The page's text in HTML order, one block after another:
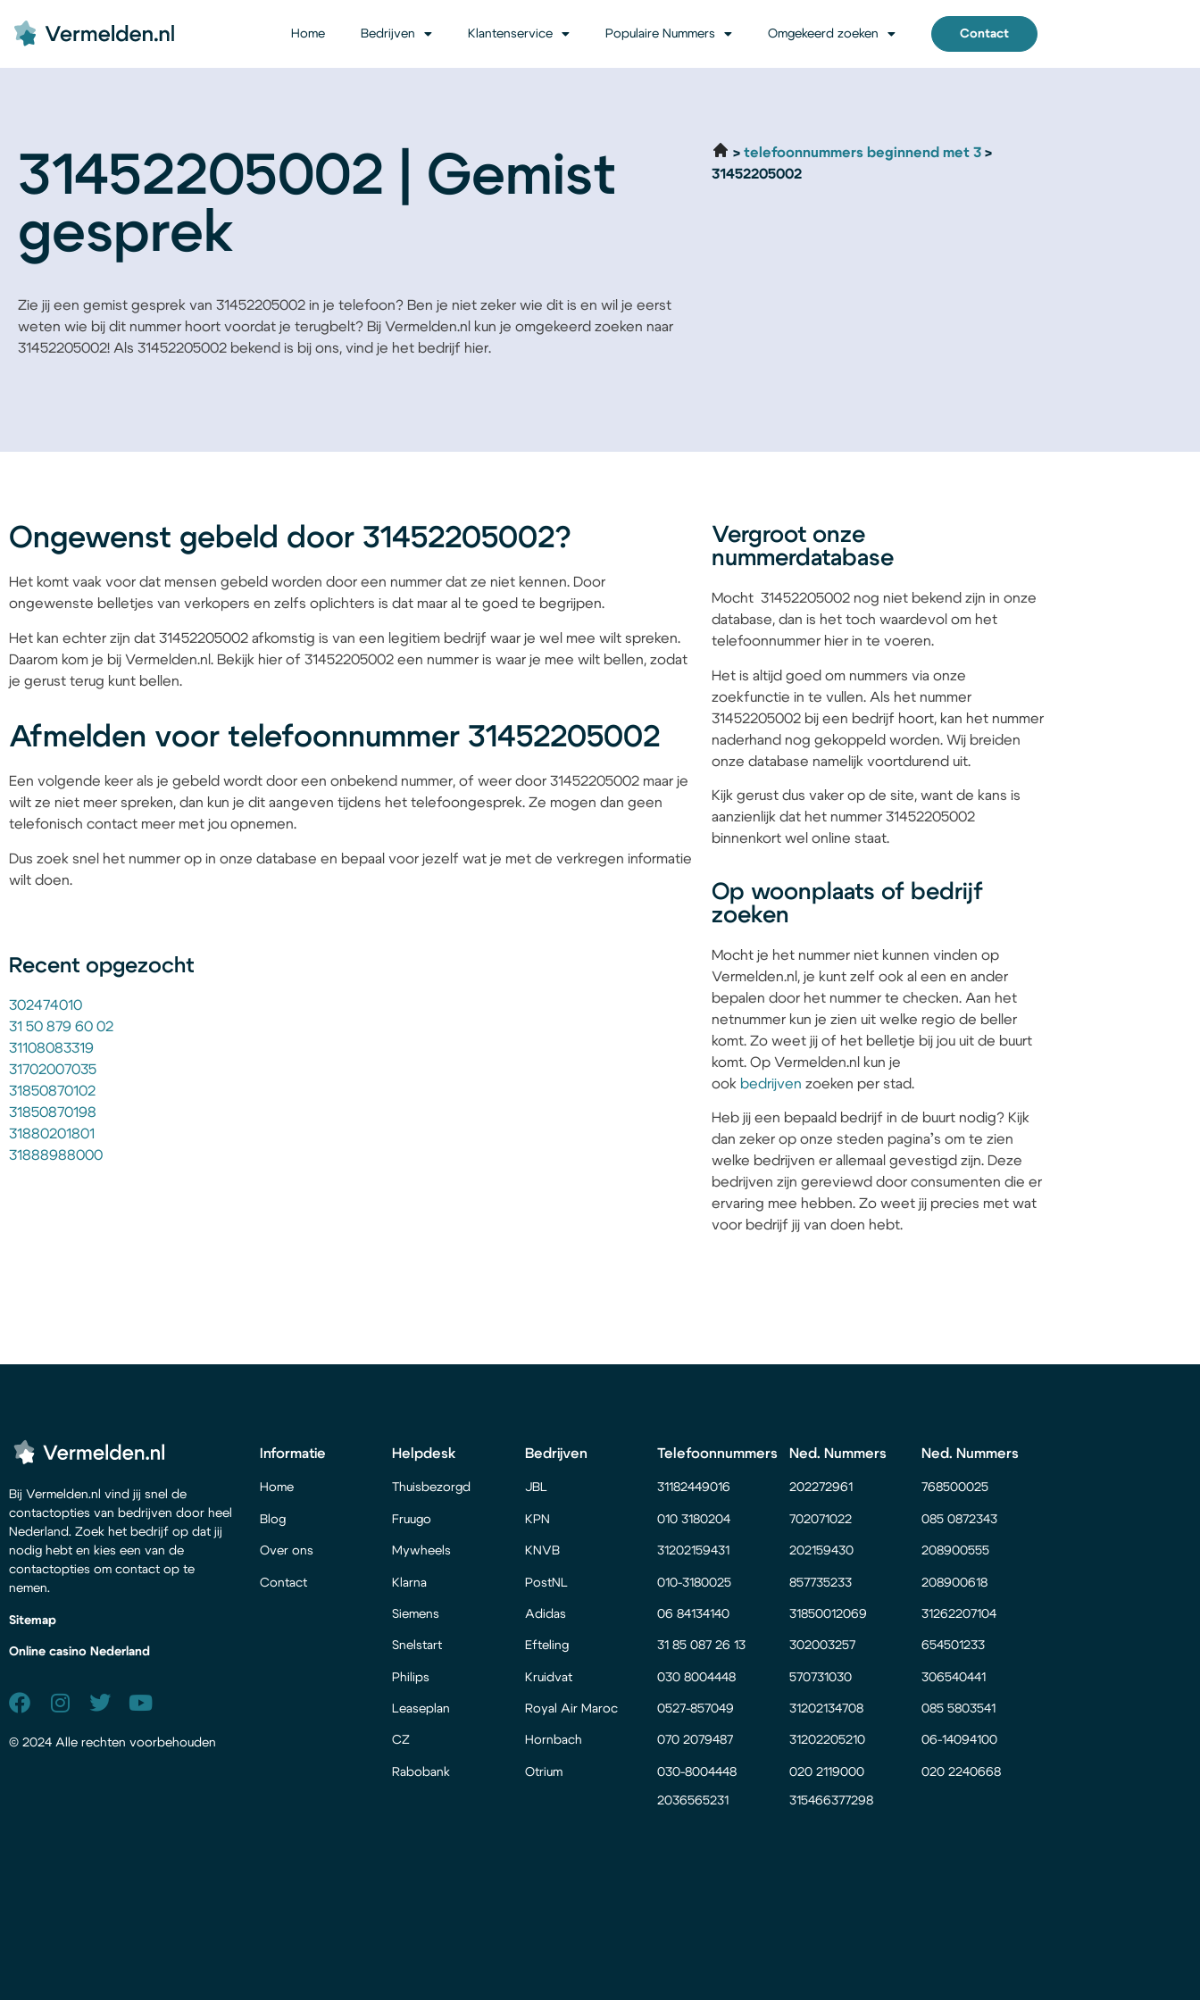
Home Bedrijven Klantenservice Populaire Nummers Omgekeerd zoeken Contact
31452205002 | Gemist
gesprek
Zie jij een gemist gesprek van 31452205002 in je telefoon? Ben je niet zeker wie dit is en wil je eerst
weten wie bij dit nummer hoort voordat je terugbelt? Bij Vermelden.nl kun je omgekeerd zoeken naar
31452205002! Als 31452205002 bekend is bij ons, vind je het bedrijf hier.
telefoonnummers beginnend met 3
31452205002
Ongewenst gebeld door 31452205002?
Het komt vaak voor dat mensen gebeld worden door een nummer dat ze niet kennen. Door
ongewenste belletjes van verkopers en zelfs oplichters is dat maar al te goed te begrijpen.
Het kan echter zijn dat 31452205002 afkomstig is van een legitiem bedrijf waar je wel mee wilt spreken.
Daarom kom je bij Vermelden.nl. Bekijk hier of 31452205002 een nummer is waar je mee wilt bellen, zodat
je gerust terug kunt bellen.
Afmelden voor telefoonnummer 31452205002
Een volgende keer als je gebeld wordt door een onbekend nummer, of weer door 31452205002 maar je
wilt ze niet meer spreken, dan kun je dit aangeven tijdens het telefoongesprek. Ze mogen dan geen
telefonisch contact meer met jou opnemen.
Dus zoek snel het nummer op in onze database en bepaal voor jezelf wat je met de verkregen informatie
wilt doen.
Recent opgezocht
302474010
31 50 879 60 02
31108083319
31702007035
31850870102
31850870198
31880201801
31888988000
Vergroot onze
nummerdatabase
Mocht 31452205002 nog niet bekend zijn in onze
database, dan is het toch waardevol om het
telefoonnummer hier in te voeren.
Het is altijd goed om nummers via onze
zoekfunctie in te vullen. Als het nummer
31452205002 bij een bedrijf hoort, kan het nummer
naderhand nog gekoppeld worden. Wij breiden
onze database namelijk voortdurend uit.
Kijk gerust dus vaker op de site, want de kans is
aanzienlijk dat het nummer 31452205002
binnenkort wel online staat.
Op woonplaats of bedrijf
zoeken
Mocht je het nummer niet kunnen vinden op
Vermelden.nl, je kunt zelf ook al een en ander
bepalen door het nummer te checken. Aan het
netnummer kun je zien uit welke regio de beller
komt. Zo weet jij of het belletje bij jou uit de buurt
komt. Op Vermelden.nl kun je
ook bedrijven zoeken per stad.
Heb jij een bepaald bedrijf in de buurt nodig? Kijk
dan zeker op onze steden pagina’s om te zien
welke bedrijven er allemaal gevestigd zijn. Deze
bedrijven zijn gereviewd door consumenten die er
ervaring mee hebben. Zo weet jij precies met wat
voor bedrijf jij van doen hebt.
Bij Vermelden.nl vind jij snel de
contactopties van bedrijven door heel
Nederland. Zoek het bedrijf op dat jij
nodig hebt en kies een van de
contactopties om contact op te
nemen.
Sitemap
Online casino Nederland
© 2024 Alle rechten voorbehouden
Informatie
Home
Blog
Over ons
Contact
Helpdesk
Thuisbezorgd
Fruugo
Mywheels
Klarna
Siemens
Snelstart
Philips
Leaseplan
CZ
Rabobank
Bedrijven
JBL
KPN
KNVB
PostNL
Adidas
Efteling
Kruidvat
Royal Air Maroc
Hornbach
Otrium
Telefoonnummers
31182449016
010 3180204
31202159431
010-3180025
06 84134140
31 85 087 26 13
030 8004448
0527-857049
070 2079487
030-8004448
2036565231
Ned. Nummers
202272961
702071022
202159430
857735233
31850012069
302003257
570731030
31202134708
31202205210
020 2119000
315466377298
Ned. Nummers
768500025
085 0872343
208900555
208900618
31262207104
654501233
306540441
085 5803541
06-14094100
020 2240668